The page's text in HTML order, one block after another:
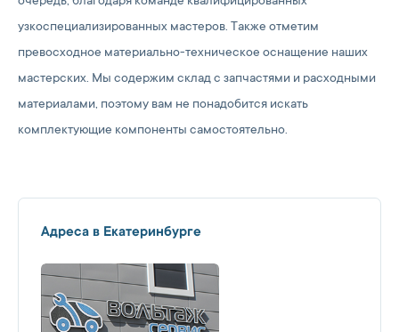
узкоспециализированных мастеров. Также отметим
превосходное материально-техническое оснащение наших
мастерских. Мы содержим склад с запчастями и расходными
материалами, поэтому вам не понадобится искать
комплектующие компоненты самостоятельно.
Адреса в Екатеринбурге